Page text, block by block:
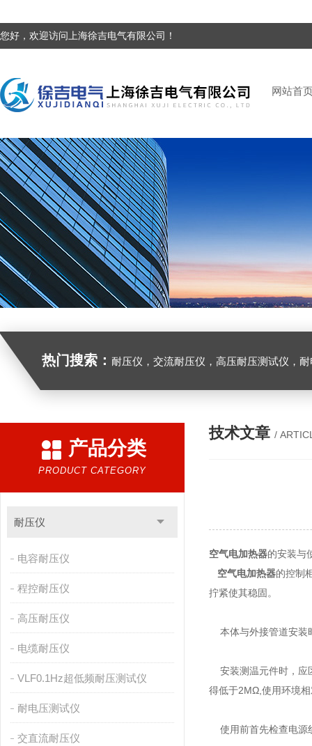
您好，欢迎访问上海徐吉电气有限公司！
网站首
热门搜索： 耐压仪，交流耐压仪，高压耐压测试仪，
产品分类
PRODUCT CATEGORY
耐压仪
电容耐压仪
程控耐压仪
高压耐压仪
电缆耐压仪
VLF0.1Hz超低频耐压测试仪
耐电压测试仪
交直流耐压仪
技术文章 /
空气电加热器的安装与
空气电加热器的控制
拧紧使其稳固。
本体与外接管道安装
安装测温元件时，应
得低于2MΩ,使用环境
使用前首先检查电源